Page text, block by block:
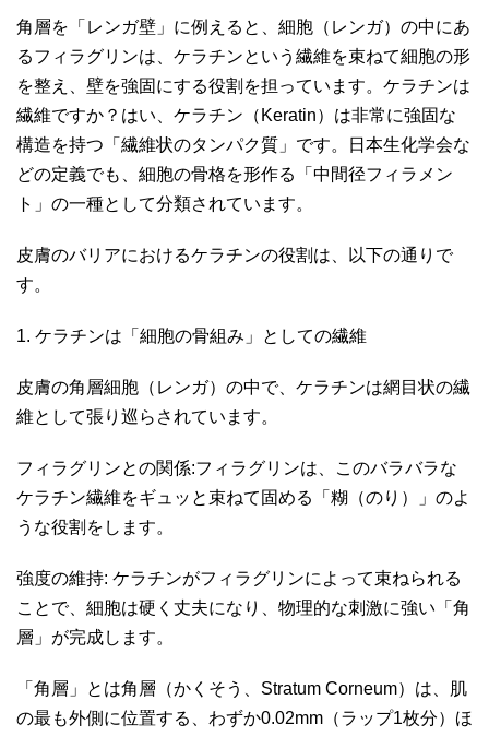
角層を「レンガ壁」に例えると、細胞（レンガ）の中にあ
るフィラグリンは、ケラチンという繊維を束ねて細胞の形
を整え、壁を強固にする役割を担っています。ケラチンは
繊維ですか？はい、ケラチン（Keratin）は非常に強固な
構造を持つ「繊維状のタンパク質」です。日本生化学会な
どの定義でも、細胞の骨格を形作る「中間径フィラメン
ト」の一種として分類されています。
皮膚のバリアにおけるケラチンの役割は、以下の通りで
す。
1. ケラチンは「細胞の骨組み」としての繊維
皮膚の角層細胞（レンガ）の中で、ケラチンは網目状の繊
維として張り巡らされています。
フィラグリンとの関係:フィラグリンは、このバラバラな
ケラチン繊維をギュッと束ねて固める「糊（のり）」のよ
うな役割をします。
強度の維持: ケラチンがフィラグリンによって束ねられる
ことで、細胞は硬く丈夫になり、物理的な刺激に強い「角
層」が完成します。
「角層」とは角層（かくそう、Stratum Corneum）は、肌
の最も外側に位置する、わずか0.02mm（ラップ1枚分）ほ